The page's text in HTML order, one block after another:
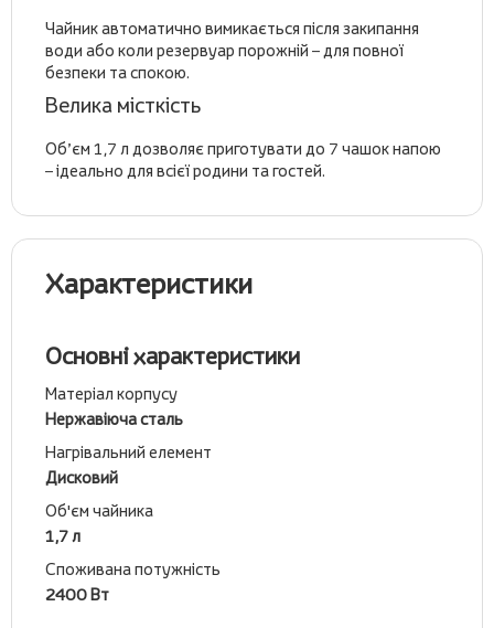
Чайник автоматично вимикається після закипання
води або коли резервуар порожній – для повної
безпеки та спокою.
Велика місткість
Об’єм 1,7 л дозволяє приготувати до 7 чашок напою
– ідеально для всієї родини та гостей.
Характеристики
Основні характеристики
Матеріал корпусу
Нержавіюча сталь
Нагрівальний елемент
Дисковий
Об'єм чайника
1,7 л
Споживана потужність
2400 Вт